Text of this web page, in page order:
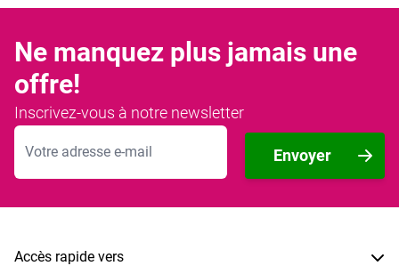
Ne manquez plus jamais une
offre!
Inscrivez-vous à notre newsletter
Adresse mail
Envoyer
Accès rapide vers